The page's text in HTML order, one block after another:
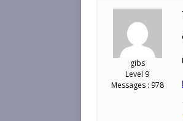
gibs
Level 9
Messages : 978